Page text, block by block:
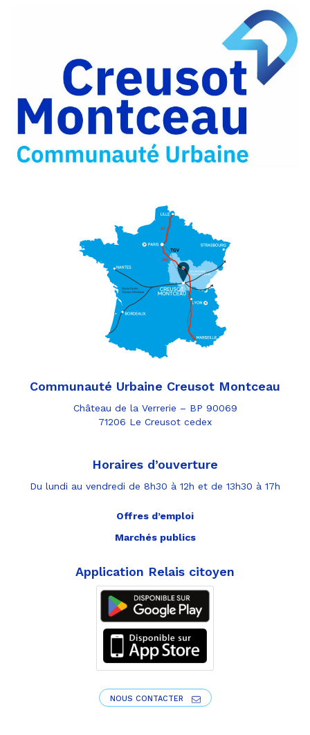
Communauté Urbaine Creusot Montceau
Château de la Verrerie – BP 90069
71206 Le Creusot cedex
Horaires d’ouverture
Du lundi au vendredi de 8h30 à 12h et de 13h30 à 17h
Offres d’emploi
Marchés publics
Application Relais citoyen
NOUS CONTACTER